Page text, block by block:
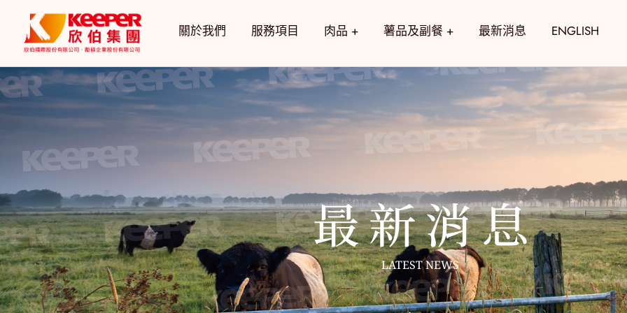
關於我們 服務項目 肉品 + 薯品及副餐 + 最新消息 ENGLISH
最 新 消 息
LATEST NEWS